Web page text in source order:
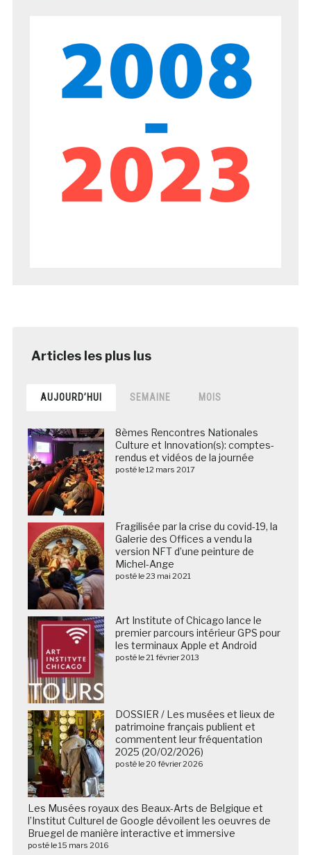
AUJOURD’HUI SEMAINE MOIS
8èmes Rencontres Nationales
Culture et Innovation(s): comptes-
rendus et vidéos de la journée
posté le 12 mars 2017
Fragilisée par la crise du covid-19, la
Galerie des Offices a vendu la
version NFT d’une peinture de
Michel-Ange
posté le 23 mai 2021
Art Institute of Chicago lance le
premier parcours intérieur GPS pour
les terminaux Apple et Android
posté le 21 février 2013
DOSSIER / Les musées et lieux de
patrimoine français publient et
commentent leur fréquentation
2025 (20/02/2026)
posté le 20 février 2026
Les Musées royaux des Beaux-Arts de Belgique et
l’Institut Culturel de Google dévoilent les oeuvres de
Bruegel de manière interactive et immersive
posté le 15 mars 2016